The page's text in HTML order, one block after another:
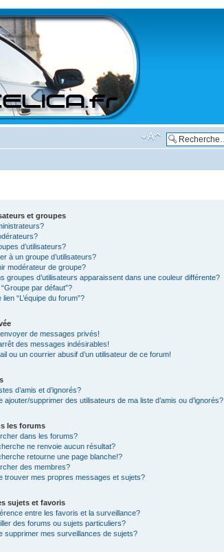
et groupes
d’utilisateurs?
à un groupe d’utilisateurs?
modérateur de groupe?
groupes d’utilisateurs apparaissent dans une couleur différente?
“Groupe par défaut”?
“L’équipe du forum”?
de messages privés!
des messages indésirables!
ou un courrier abusif d’un utilisateur de ce forum!
d’amis et d’ignorés?
ajouter/supprimer des utilisateurs de ma liste d’amis ou d’ignorés?
les forums
dans les forums?
ne renvoie aucun résultat?
retourne une page blanche!?
des membres?
trouver mes propres messages et sujets?
sujets et favoris
entre les favoris et la surveillance?
des forums ou sujets particuliers?
supprimer mes surveillances de sujets?